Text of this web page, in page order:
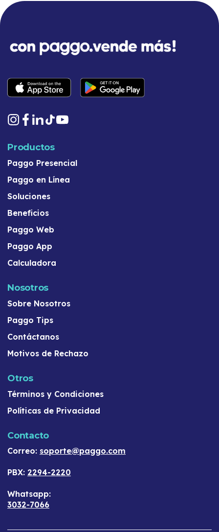
Productos
Paggo Presencial
Paggo en Línea
Soluciones
Beneficios
Paggo Web
Paggo App
Calculadora
Nosotros
Sobre Nosotros
Paggo Tips
Contáctanos
Motivos de Rechazo
Otros
Términos y Condiciones
Políticas de Privacidad
Contacto
Correo: soporte@paggo.com
PBX: 2294-2220
Whatsapp:
3032-7066